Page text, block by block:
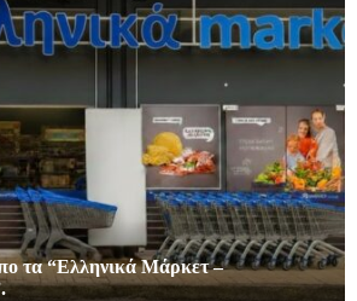
τα “Ελληνικά Μάρκετ –